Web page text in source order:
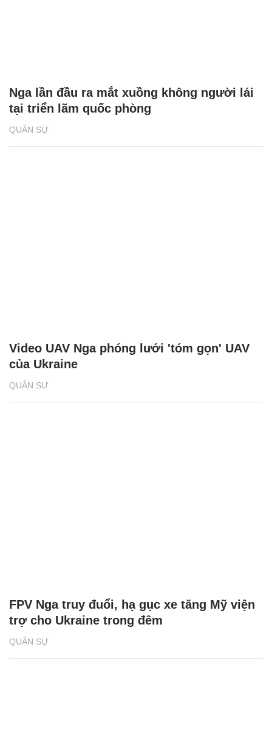
QUÂN SỰ
Nga lần đầu ra mắt xuồng không người lái
tại triển lãm quốc phòng
QUÂN SỰ
Video UAV Nga phóng lưới 'tóm gọn' UAV
của Ukraine
QUÂN SỰ
FPV Nga truy đuổi, hạ gục xe tăng Mỹ viện
trợ cho Ukraine trong đêm